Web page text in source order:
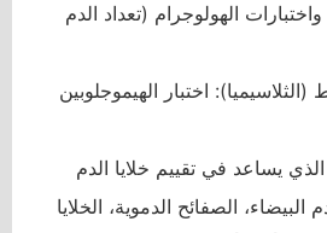
الهولوجرام (تعداد الدم
اختبار الهيموجلوبين
يساعد في تقييم خلايا الدم
البيضاء، الصفائح الدموية، الخلايا